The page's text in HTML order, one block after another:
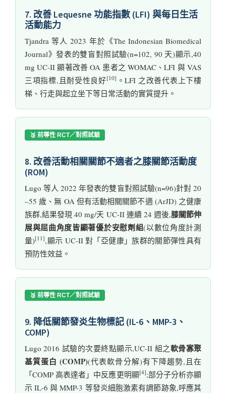
7. 改善 Lequesne 功能指數 (LFI) 與每日生活
活動能力
Tjandra 等人 2023 年於《The Indonesian Biomedical
Journal》發表的雙盲對照試驗(n=102, 90 天)顯示,40
mg UC-II 顯著改善 OA 患者之 WOMAC、LFI 與 VAS
三項指標,且耐受性良好[10] 。LFI 之改善代表上下樓
梯、行走與起立坐下等日常活動的實質提升。
🥉 前導性 RCT／對照試驗
8. 改善活動相關關節不適者之膝關節活動度
(ROM)
Lugo 等人 2022 年發表的雙盲對照試驗(n=96)針對 20
–55 歲、無 OA 但有活動相關關節不適 (ArJD) 之健康
族群,結果發現 40 mg/天 UC-II 連續 24 週後,膝關節伸
展與屈曲角度皆顯著優於安慰劑組(以數位角度計測
量)[11],顯示 UC-II 對「亞健康」族群的關節彈性具有
預防性效益。
🥉 前導性 RCT／對照試驗
9. 降低關節發炎生物標記 (IL-6、MMP-3、
COMP)
Lugo 2016 試驗的次要終點顯示,UC-II 組之軟骨寡聚
基質蛋白 (COMP)(代表軟骨分解)有下降趨勢,且在
「COMP 高表達者」中反應更明顯[4];部分子分析亦顯
示 IL-6 與 MMP-3 等發炎細胞激素有調節跡象,呼應其